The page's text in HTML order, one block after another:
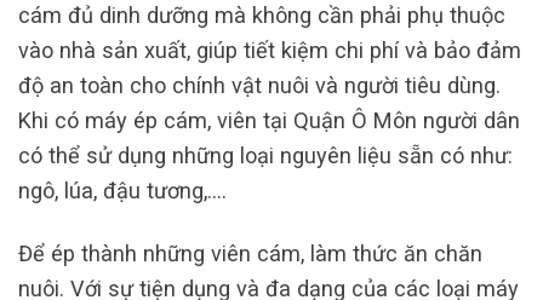
cám đủ dinh dưỡng mà không cần phải phụ thuộc
vào nhà sản xuất, giúp tiết kiệm chi phí và bảo đảm
độ an toàn cho chính vật nuôi và người tiêu dùng.
Khi có máy ép cám, viên tại Quận Ô Môn người dân
có thể sử dụng những loại nguyên liệu sẵn có như:
ngô, lúa, đậu tương,….
Để ép thành những viên cám, làm thức ăn chăn
nuôi. Với sự tiện dụng và đa dạng của các loại máy